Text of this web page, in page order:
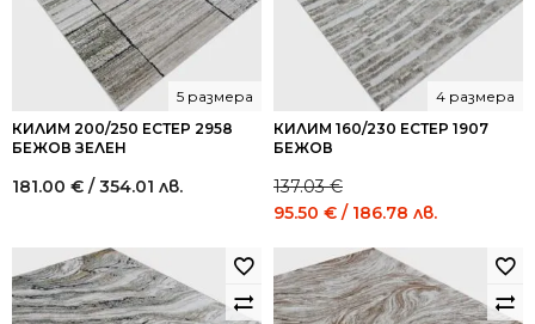
КИЛИМ 200/250 ЕСТЕР 2958
БЕЖОВ ЗЕЛЕН
5 размера
181.00 € / 354.01 лв.
КИЛИМ 160/230 ЕСТЕР 1907
БЕЖОВ
4 размера
137.03€
Original
was:
137.03 €
/
95.50 € / 186.78 лв.
95.50 €
/